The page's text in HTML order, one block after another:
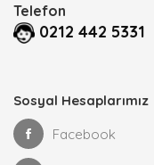
Telefon
0212 442 5331
Sosyal Hesaplarımız
Facebook